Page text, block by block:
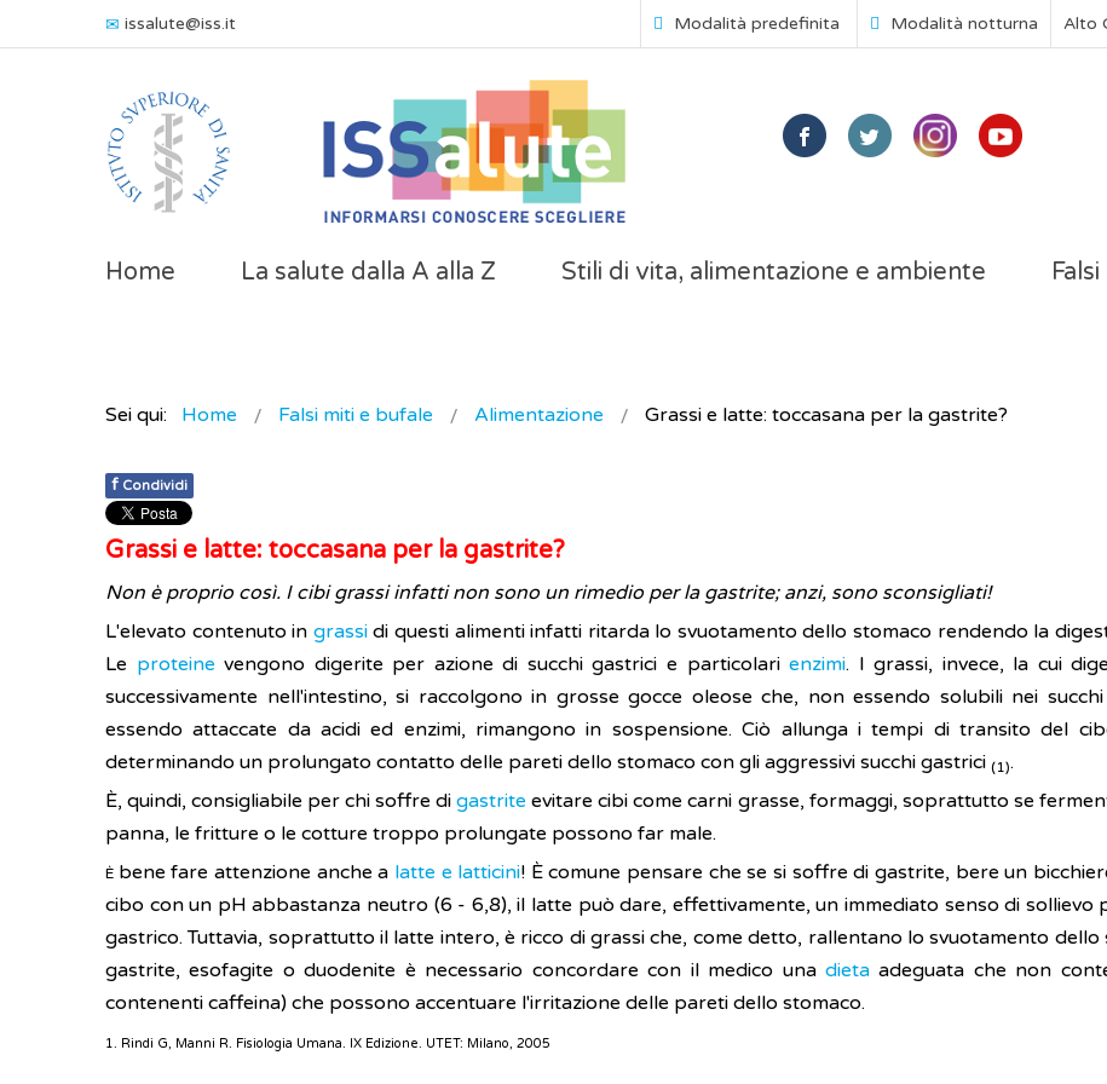
issalute@iss.it Modalità predefinita Modalità notturna Alto
Home La salute dalla A alla Z Stili di vita, alimentazione e ambiente
Sei qui: Home Falsi miti e bufale Alimentazione Grassi e latte: toccasana per la gastrite?
f Condividi
Grassi e latte: toccasana per la gastrite?
Non è proprio così. I cibi grassi infatti non sono un rimedio per la gastrite; anzi, sono sconsigliati!
L'elevato contenuto in grassidi questi alimenti infatti ritarda lo svuotamento dello stomaco rendendo la
Le proteine vengono digerite per azione di succhi gastrici e particolarienzimi. I grassi, invece, la cui
successivamente nell'intestino, si raccolgono in grosse gocce oleose che, non essendo solubili nei
essendo attaccate da acidi ed enzimi, rimangono in sospensione. Ciò allunga i tempi di transito del
determinando un prolungato contatto delle pareti dello stomaco con gli aggressivi succhi gastrici (1).
È, quindi, consigliabile per chi soffre digastrite evitare cibi come carni grasse, formaggi, soprattutto se
panna, le fritture o le cotture troppo prolungate possono far male.
È bene fare attenzione anche a latte e latticini! È comune pensare che se si soffre di gastrite, bere un
cibo con un pH abbastanza neutro (6 - 6,8), il latte può dare, effettivamente, un immediato senso di
gastrico. Tuttavia, soprattutto il latte intero, è ricco di grassi che, come detto, rallentano lo svuotamento
gastrite, esofagite o duodenite è necessario concordare con il medico una dieta adeguata che non
contenenti caffeina) che possono accentuare l'irritazione delle pareti dello stomaco.
1. Rindi G, Manni R. Fisiologia Umana. IX Edizione. UTET: Milano, 2005